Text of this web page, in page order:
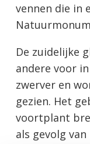
vennen die in
De zuidelijke
andere voor
zwerver en
gezien. Het
voortplant
als gevolg